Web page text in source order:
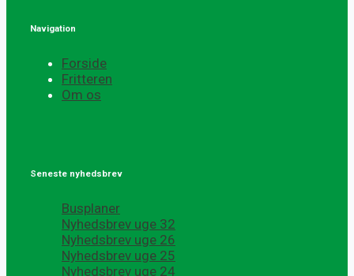
Navigation
Forside
Fritteren
Om os
Seneste nyhedsbrev
Busplaner
Nyhedsbrev uge 32
Nyhedsbrev uge 26
Nyhedsbrev uge 25
Nyhedsbrev uge 24